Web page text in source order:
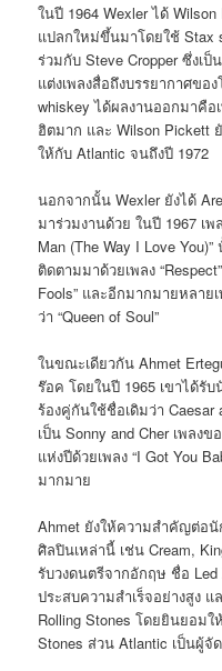
ในปี 1964 Wexler ได้
แปลกใหม่ขึ้นมาโดยใช้ Stax
ร่วมกับ Steve Cropper ซึ่งเ
แต่งเพลงสื่อถึงบรรยากาศขอ
whiskey ได้ผลงานออกมาคือเ
ฮิตมาก และ Wilson Pickett
ให้กับ Atlantic จนถึงปี 1972
นอกจากนั้น Wexler ยังได้
มาร่วมงานด้วย ในปี 1967 เ
Man (The Way I Love
ติดตามมาด้วยเพลง
Fools” และอีกมากมายหลา
ว่า “Queen of Soul”
ในขณะเดียวกัน Ahmet
ร๊อค โดยในปี 1965 เขาได้รั
ร้องคู่กันใช้ชื่อเดิมว่า Caesar
เป็น Sonny and Cher เพลง
แห่งปีด้วยเพลง “I Got You
มากมาย
Ahmet ยังให้ความสำคัญต่อ
ศิลปินเหล่านี้ เช่น Cream,
รับวงดนตรีจากอักฤษ ชื่อ Led
ประสบความสำเร็จอย่างสูง
Rolling Stones โดยยินยอมใ
Stones ส่วน Atlantic เป็นผู้จั